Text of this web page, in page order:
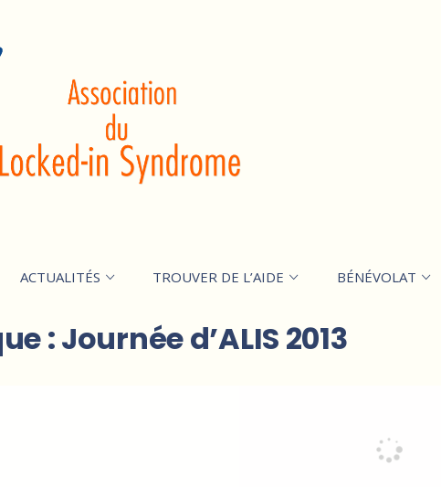
ACTUALITÉS TROUVER DE L’AIDE BÉNÉVOLAT
: Journée d’ALIS 2013